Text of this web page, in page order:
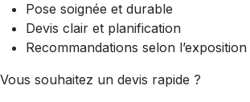
Pose soignée et durable
Devis clair et planification
Recommandations selon l’exposition
Vous souhaitez un devis rapide ?